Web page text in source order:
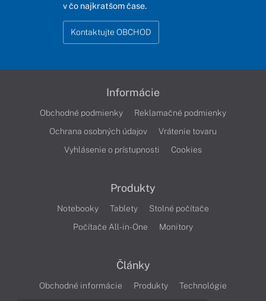
v čo najkratšom čase.
Kontaktujte OBCHOD
Informácie
Obchodné podmienky
Reklamačné podmienky
Ochrana osobných údajov
Vrátenie tovaru
Vyhlásenie o prístupnosti
Cookies
Produkty
Notebooky Tablety
Stolné počítače
Počítače All-in-One
Monitory
Články
Obchodné informácie Produkty
Technológie